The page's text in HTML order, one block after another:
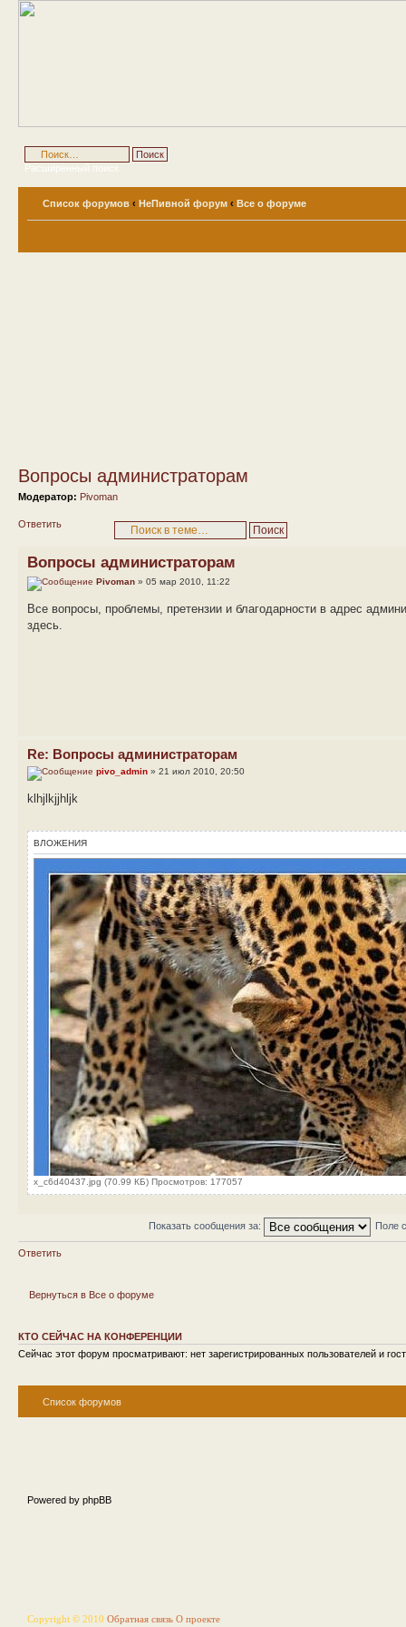
Расширенный поиск
Список форумов ‹ НеПивной форум ‹ Все о форуме
Вопросы администраторам
Модератор: Pivoman
Ответить
Вопросы администраторам
Pivoman » 05 мар 2010, 11:22
Все вопросы, проблемы, претензии и благодарности в адрес
здесь.
Re: Вопросы администраторам
pivo_admin » 21 июл 2010, 20:50
klhjlkjjhljk
ВЛОЖЕНИЯ
x_c6d40437.jpg (70.99 КБ) Просмотров: 177057
Показать сообщения за: Поле
Ответить
Вернуться в Все о форуме
КТО СЕЙЧАС НА КОНФЕРЕНЦИИ
Сейчас этот форум просматривают: нет зарегистрированных пользователей и
Список форумов
Powered by phpBB
Copyright © 2010 Обратная связь О проекте